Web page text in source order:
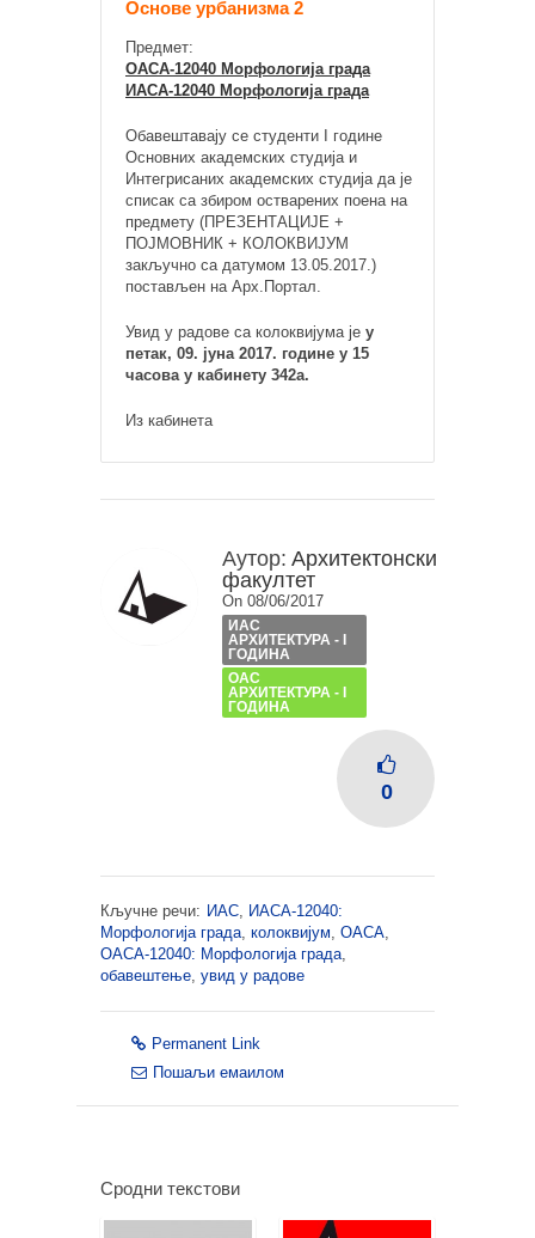
Основе урбанизма 2
Предмет:
ОАСА-12040 Морфологија града
ИАСА-12040 Морфологија града
Обавештавају се студенти I године
Основних академских студија и
Интегрисаних академских студија да је
списак са збиром остварених поена на
предмету (ПРЕЗЕНТАЦИЈЕ +
ПОЈМОВНИК + КОЛОКВИЈУМ
закључно са датумом 13.05.2017.)
постављен на Арх.Портал.
Увид у радове са колоквијума је у
петак, 09. јуна 2017. године у 15
часова у кабинету 342а.
Из кабинета
Аутор: Архитектонски
факултет
On 08/06/2017
ИАС
АРХИТЕКТУРА - I
ГОДИНА
ОАС
АРХИТЕКТУРА - I
ГОДИНА
0
Кључне речи: ИАС, ИАСА-12040:
Морфологија града, колоквијум, ОАСА,
ОАСА-12040: Морфологија града,
обавештење, увид у радове
Permanent Link
Пошаљи емаилом
Сродни текстови